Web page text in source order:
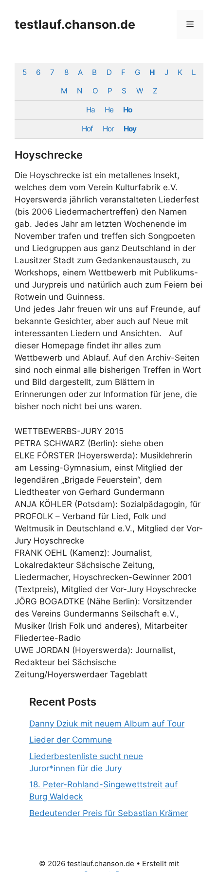
springen
testlauf.chanson.de Menü
5 6 7 8 A B D F G H J K
L
M
N O P S W Z
Ha He Ho
Hof Hor Hoy
Hoyschrecke
Die Hoyschrecke ist ein metallenes Insekt,
welches dem vom Verein Kulturfabrik e.V.
Hoyerswerda jährlich veranstalteten Liederfest
(bis 2006 Liedermachertreffen) den Namen
gab. Jedes Jahr am letzten Wochenende im
November trafen und treffen sich Songpoeten
und Liedgruppen aus ganz Deutschland in der
Lausitzer Stadt zum Gedankenaustausch, zu
Workshops, einem Wettbewerb mit Publikums-
und Jurypreis und natürlich auch zum Feiern bei
Rotwein und Guinness.
Und jedes Jahr freuen wir uns auf Freunde, auf
bekannte Gesichter, aber auch auf Neue mit
interessanten Liedern und Ansichten. Auf
dieser Homepage findet ihr alles zum
Wettbewerb und Ablauf. Auf den Archiv-Seiten
sind noch einmal alle bisherigen Treffen in Wort
und Bild dargestellt, zum Blättern in
Erinnerungen oder zur Information für jene, die
bisher noch nicht bei uns waren.
WETTBEWERBS-JURY 2015
PETRA SCHWARZ (Berlin): siehe oben
ELKE FÖRSTER (Hoyerswerda): Musiklehrerin
am Lessing-Gymnasium, einst Mitglied der
legendären „Brigade Feuerstein“, dem
Liedtheater von Gerhard Gundermann
ANJA KÖHLER (Potsdam): Sozialpädagogin, für
PROFOLK – Verband für Lied, Folk und
Weltmusik in Deutschland e.V., Mitglied der Vor-
Jury Hoyschrecke
FRANK OEHL (Kamenz): Journalist,
Lokalredakteur Sächsische Zeitung,
Liedermacher, Hoyschrecken-Gewinner 2001
(Textpreis), Mitglied der Vor-Jury Hoyschrecke
JÖRG BOGADTKE (Nähe Berlin): Vorsitzender
des Vereins Gundermanns Seilschaft e.V.,
Musiker (Irish Folk und anderes), Mitarbeiter
Fliedertee-Radio
UWE JORDAN (Hoyerswerda): Journalist,
Redakteur bei Sächsische
Zeitung/Hoyerswerdaer Tageblatt
Recent Posts
Danny Dziuk mit neuem Album auf Tour
Lieder der Commune
Liederbestenliste sucht neue
Juror*innen für die Jury
18. Peter-Rohland-Singewettstreit auf
Burg Waldeck
Bedeutender Preis für Sebastian Krämer
© 2026 testlauf.chanson.de • Erstellt mit